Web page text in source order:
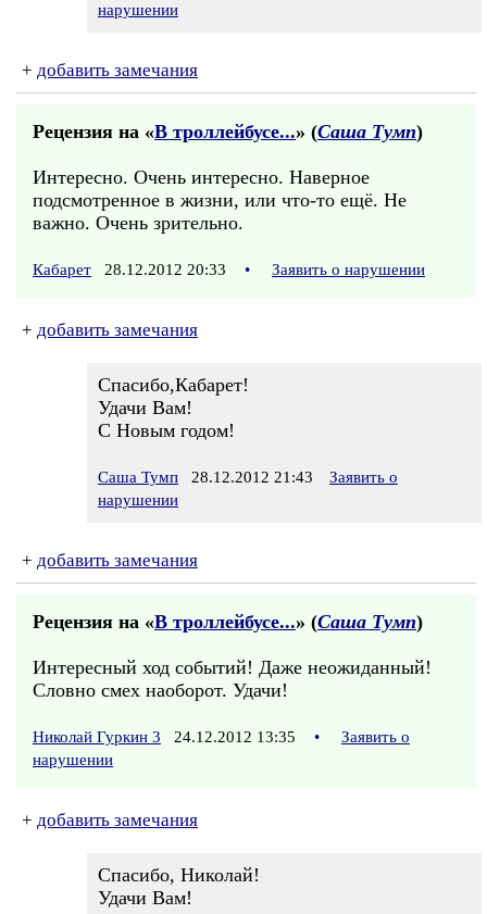
нарушении
+ добавить замечания
Рецензия на «В троллейбусе...» (Саша Тумп)
Интересно. Очень интересно. Наверное
подсмотренное в жизни, или что-то ещё. Не
важно. Очень зрительно.
Кабарет 28.12.2012 20:33 • Заявить о нарушении
+ добавить замечания
Спасибо,Кабарет!
Удачи Вам!
С Новым годом!
Саша Тумп 28.12.2012 21:43
Заявить о
нарушении
+ добавить замечания
Рецензия на «В троллейбусе...» (Саша Тумп)
Интересный ход событий! Даже неожиданный!
Словно смех наоборот. Удачи!
Николай Гуркин 3 24.12.2012 13:35 •
Заявить о
нарушении
+ добавить замечания
Спасибо, Николай!
Удачи Вам!